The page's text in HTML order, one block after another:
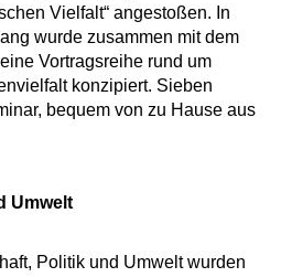
Vielfalt“ angestoßen. In
wurde zusammen mit dem
Vortragsreihe rund um
konzipiert. Sieben
bequem von zu Hause aus
Umwelt
Politik und Umwelt wurden